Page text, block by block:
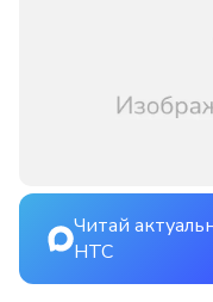
Читай
НТС